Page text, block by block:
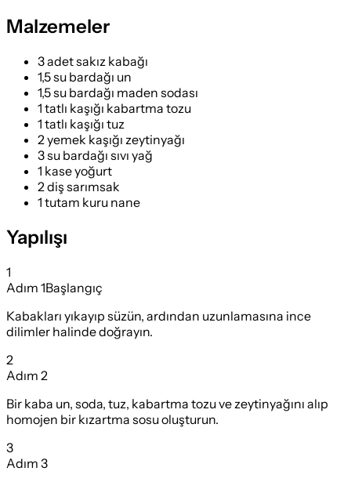
Malzemeler
3 adet sakız kabağı
1,5 su bardağı un
1,5 su bardağı maden sodası
1 tatlı kaşığı kabartma tozu
1 tatlı kaşığı tuz
2 yemek kaşığı zeytinyağı
3 su bardağı sıvı yağ
1 kase yoğurt
2 diş sarımsak
1 tutam kuru nane
Yapılışı
1
Adım 1Başlangıç
Kabakları yıkayıp süzün, ardından uzunlamasına ince
dilimler halinde doğrayın.
2
Adım 2
Bir kaba un, soda, tuz, kabartma tozu ve zeytinyağını alıp
homojen bir kızartma sosu oluşturun.
3
Adım 3